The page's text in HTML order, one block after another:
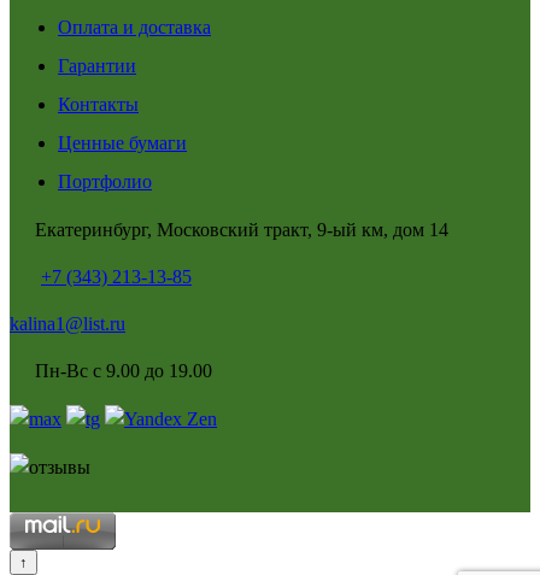
Оплата и доставка
Гарантии
Контакты
Ценные бумаги
Портфолио
Екатеринбург, Московский тракт, 9-ый км, дом 14
+7 (343) 213-13-85
kalina1@list.ru
Пн-Вс с 9.00 до 19.00
↑